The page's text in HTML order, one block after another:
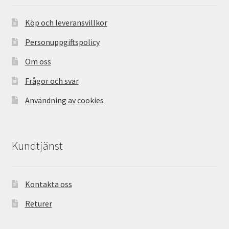
Köp och leveransvillkor
Personuppgiftspolicy
Om oss
Frågor och svar
Användning av cookies
Kundtjänst
Kontakta oss
Returer